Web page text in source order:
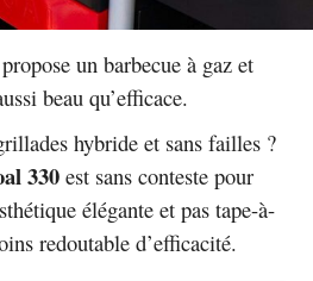
un barbecue à gaz et
beau qu’efficace.
hybride et sans failles ?
330 est sans conteste pour
élégante et pas tape-à-
redoutable d’efficacité.